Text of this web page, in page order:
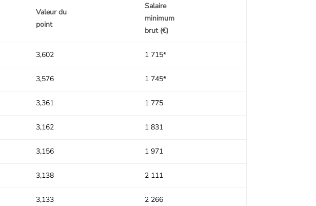
Valeur du
point
Salaire
minimum
brut (€)
3,602 1 715*
3,576 1 745*
3,361 1 775
3,162 1 831
3,156 1 971
3,138 2 111
3,133 2 266